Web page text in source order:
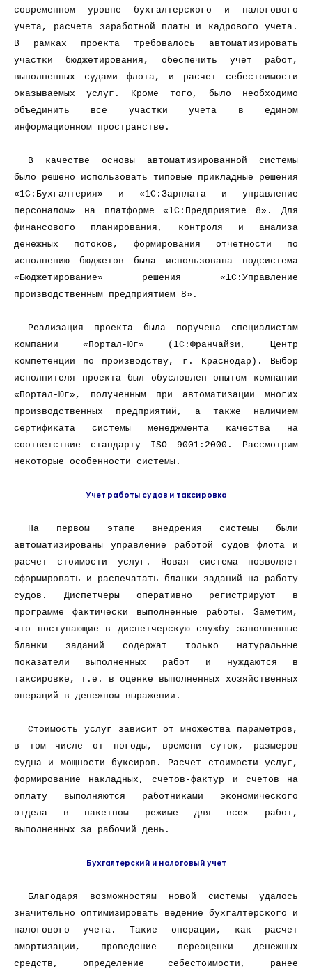
современном уровне бухгалтерского и налогового
учета, расчета заработной платы и кадрового учета.
В рамках проекта требовалось автоматизировать
участки бюджетирования, обеспечить учет работ,
выполненных судами флота, и расчет себестоимости
оказываемых услуг. Кроме того, было необходимо
объединить все участки учета в едином
информационном пространстве.
В качестве основы автоматизированной системы
было решено использовать типовые прикладные решения
«1С:Бухгалтерия» и «1С:Зарплата и управление
персоналом» на платформе «1С:Предприятие 8». Для
финансового планирования, контроля и анализа
денежных потоков, формирования отчетности по
исполнению бюджетов была использована подсистема
«Бюджетирование» решения «1С:Управление
производственным предприятием 8».
Реализация проекта была поручена специалистам
компании «Портал-Юг» (1С:Франчайзи, Центр
компетенции по производству, г. Краснодар). Выбор
исполнителя проекта был обусловлен опытом компании
«Портал-Юг», полученным при автоматизации многих
производственных предприятий, а также наличием
сертификата системы менеджмента качества на
соответствие стандарту ISO 9001:2000. Рассмотрим
некоторые особенности системы.
Учет работы судов и таксировка
На первом этапе внедрения системы были
автоматизированы управление работой судов флота и
расчет стоимости услуг. Новая система позволяет
сформировать и распечатать бланки заданий на работу
судов. Диспетчеры оперативно регистрируют в
программе фактически выполненные работы. Заметим,
что поступающие в диспетчерскую службу заполненные
бланки заданий содержат только натуральные
показатели выполненных работ и нуждаются в
таксировке, т.е. в оценке выполненных хозяйственных
операций в денежном выражении.
Стоимость услуг зависит от множества параметров,
в том числе от погоды, времени суток, размеров
судна и мощности буксиров. Расчет стоимости услуг,
формирование накладных, счетов-фактур и счетов на
оплату выполняются работниками экономического
отдела в пакетном режиме для всех работ,
выполненных за рабочий день.
Бухгалтерский и налоговый учет
Благодаря возможностям новой системы удалось
значительно оптимизировать ведение бухгалтерского и
налогового учета. Такие операции, как расчет
амортизации, проведение переоценки денежных
средств, определение себестоимости, ранее